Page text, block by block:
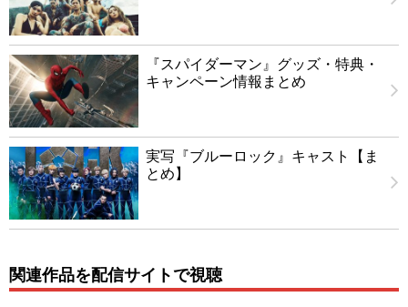
『スパイダーマン』グッズ・特典・
キャンペーン情報まとめ
実写『ブルーロック』キャスト【ま
とめ】
関連作品を配信サイトで視聴